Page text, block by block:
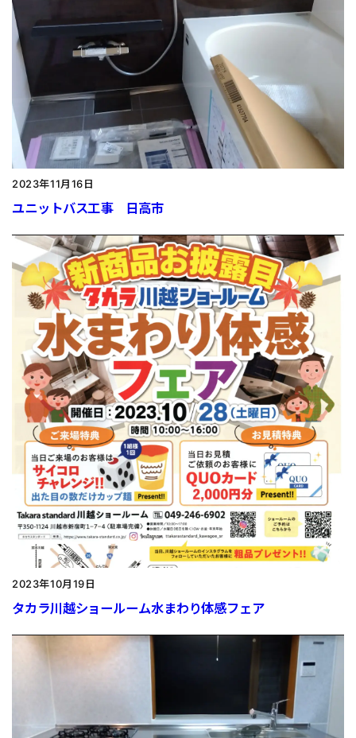
2023年11月16日
ユニットバス工事 日高市
2023年10月19日
タカラ川越ショールーム水まわり体感フェア